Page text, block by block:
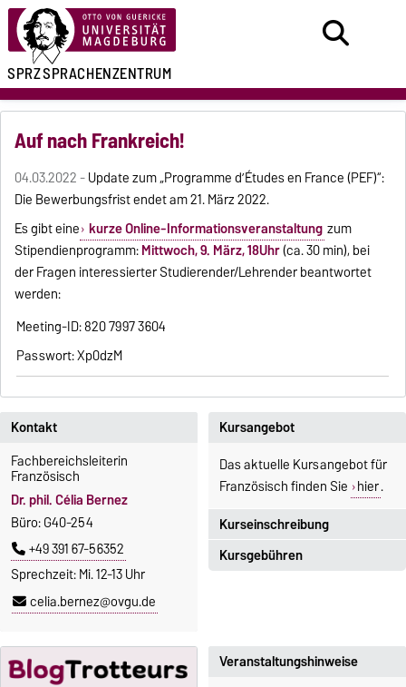
SPRZSPRACHENZENTRUM
Auf nach Frankreich!
04.03.2022 -Update zum „Programme d’Études en France (PEF)“:
Die Bewerbungsfrist endet am 21. März 2022.
Es gibt eine kurze Online-Informationsveranstaltung zum
Stipendienprogramm:Mittwoch, 9. März, 18Uhr(ca. 30 min), bei
der Fragen interessierter Studierender/Lehrender beantwortet
werden:
Meeting-ID: 820 7997 3604
Passwort: Xp0dzM
Kontakt
Fachbereichsleiterin
Französisch
Dr. phil. Célia Bernez
Büro: G40-254
+49 391 67-56352
Sprechzeit: Mi. 12-13 Uhr
celia.bernez@ovgu.de
Kurseinschreibung
Einschreibezeitraum:
OVGU-Account
Kursangebot
Das aktuelle Kursangebot für
Französisch finden Sie hier.
Kursgebühren
Gebühren
Gebührenrückerstattung
Veranstaltungshinweise